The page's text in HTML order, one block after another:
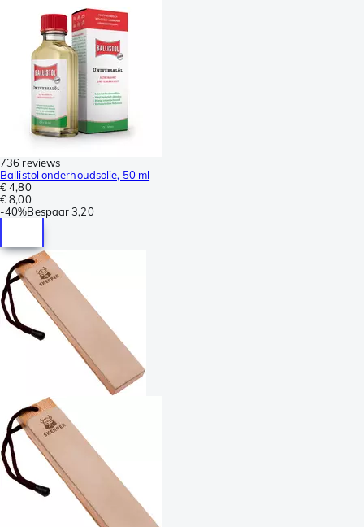
736 reviews
Ballistol onderhoudsolie, 50 ml
€ 4,80
€ 8,00
-40%Bespaar 3,20